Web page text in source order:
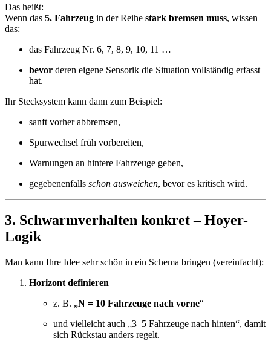
Das heißt:
Wenn das 5. Fahrzeug in der Reihe stark bremsen muss, wissen
das:
das Fahrzeug Nr. 6, 7, 8, 9, 10, 11 …
bevor deren eigene Sensorik die Situation vollständig erfasst
hat.
Ihr Stecksystem kann dann zum Beispiel:
sanft vorher abbremsen,
Spurwechsel früh vorbereiten,
Warnungen an hintere Fahrzeuge geben,
gegebenenfalls schon ausweichen, bevor es kritisch wird.
3. Schwarmverhalten konkret – Hoyer-
Logik
Man kann Ihre Idee sehr schön in ein Schema bringen (vereinfacht):
Horizont definieren
z. B. „N = 10 Fahrzeuge nach vorne“
und vielleicht auch „3–5 Fahrzeuge nach hinten“, damit
sich Rückstau anders regelt.